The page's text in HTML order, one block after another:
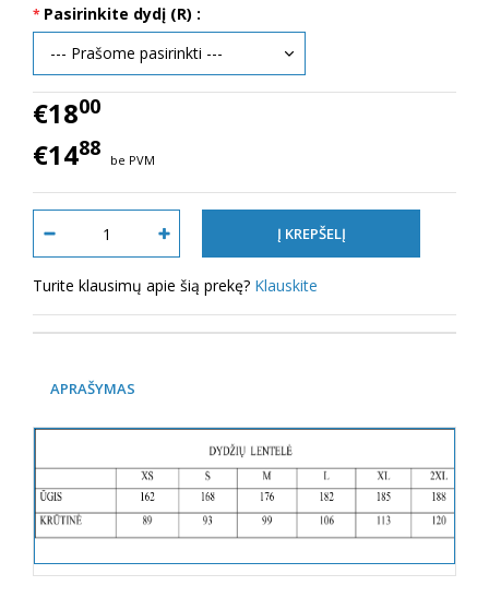
Pasirinkite dydį (R) :
€1800
€1488 be PVM
Turite klausimų apie šią prekę? Klauskite
APRAŠYMAS